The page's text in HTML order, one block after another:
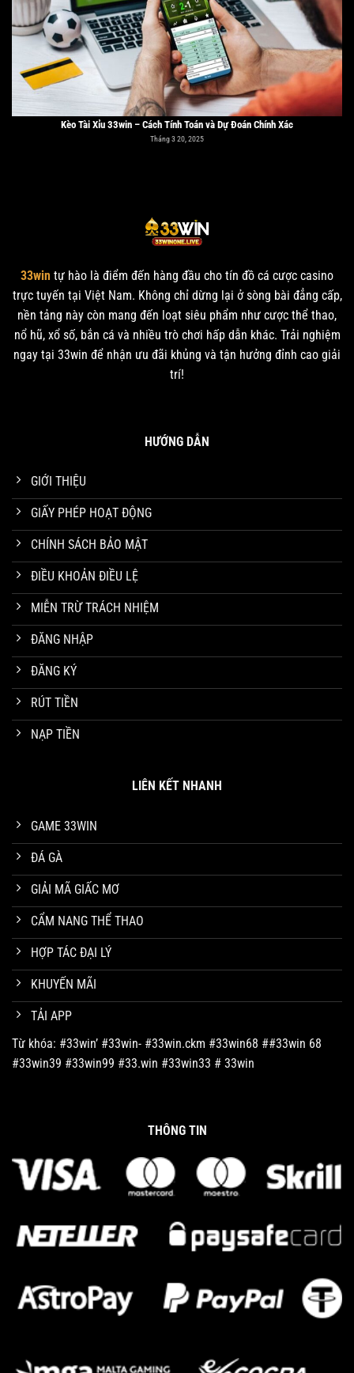
Kèo Tài Xỉu 33win – Cách Tính Toán và Dự Đoán Chính Xác
Tháng 3 20, 2025
Các Vị Trí Trong Bóng Đá 33win: Vai Trò Tầm Quan Trọng
Tháng 3 20, 2025
Kèo Chấp 1/1.5 Là Gì – 33win Giải Đáp Thắc Mắc Của Người Chơi
Tháng 3 20, 2025
Đá Gà Tre Thomo – Tận Hưởng Trận Chiến Kê Đỉnh Cao 2025
Đá Gà Cựa Sắt Trực Tiếp Hình Thức Chọi Gà Mới 2025
Tháng 3 19, 2025
Cách Chọn Giống Gà Đá Hiệu Quả Nhất Năm 2025
33win tự hào là điểm đến hàng đầu cho tín đồ cá cược casino
trực tuyến tại Việt Nam. Không chỉ dừng lại ở sòng bài đẳng cấp,
nền tảng này còn mang đến loạt siêu phẩm như cược thể thao,
nổ hũ, xổ số, bắn cá và nhiều trò chơi hấp dẫn khác. Trải nghiệm
ngay tại 33win để nhận ưu đãi khủng và tận hưởng đỉnh cao giải
trí!
HƯỚNG DẪN
GIỚI THIỆU
GIẤY PHÉP HOẠT ĐỘNG
CHÍNH SÁCH BẢO MẬT
ĐIỀU KHOẢN ĐIỀU LỆ
MIỄN TRỪ TRÁCH NHIỆM
ĐĂNG NHẬP
ĐĂNG KÝ
RÚT TIỀN
NẠP TIỀN
LIÊN KẾT NHANH
GAME 33WIN
ĐÁ GÀ
GIẢI MÃ GIẤC MƠ
CẨM NANG THỂ THAO
HỢP TÁC ĐẠI LÝ
KHUYẾN MÃI
TẢI APP
Từ khóa: #33win’ #33win- #33win.ckm #33win68 ##33win 68
#33win39 #33win99 #33.win #33win33 # 33win
THÔNG TIN